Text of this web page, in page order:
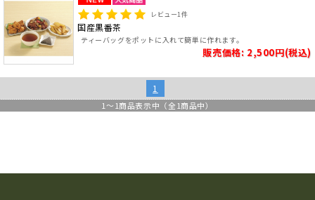
レビュー1件
国産黒番茶
ティーバッグをポットに入れて簡単に作れます。
販売価格: 2,500円(税込)
1
1 ～ 1商品表示中（全 1商品中）